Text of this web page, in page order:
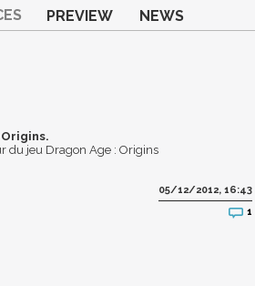
PREVIEW NEWS
du jeu Dragon Age : Origins
05/12/2012, 16:43
1